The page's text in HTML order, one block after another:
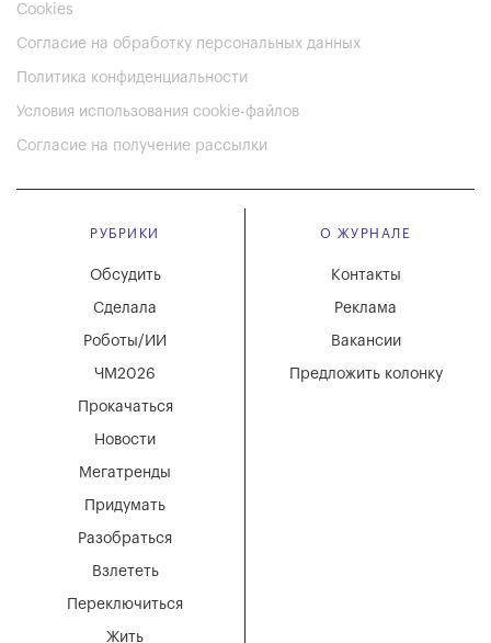
Cookies
Согласие на обработку персональных данных
Политика конфиденциальности
Условия использования cookie-файлов
Согласие на получение рассылки
РУБРИКИ
Мегатренды
Придумать
Разобраться
Взлететь
Новости
Переключиться
Жить
Обсудить
Сделала
Роботы/ИИ
ЧМ2026
Прокачаться
О ЖУРНАЛЕ
Вакансии
Реклама
Контакты
Предложить колонку